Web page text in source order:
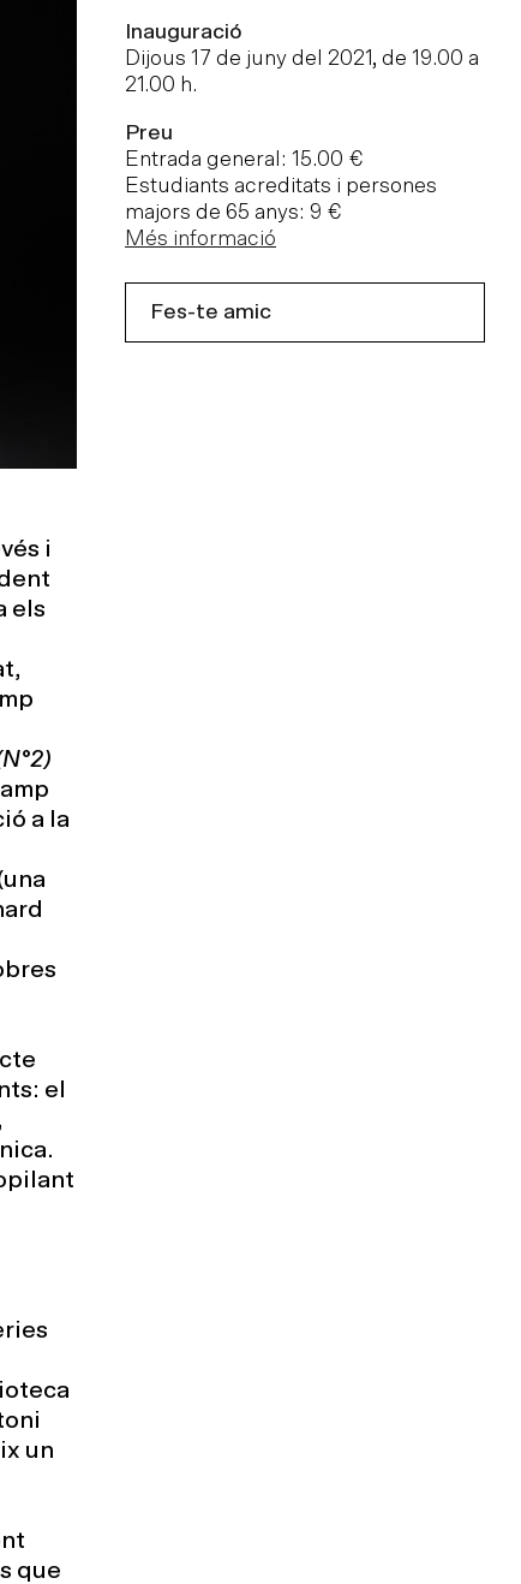
i
els
a la
el
un
que
Inauguració
Dijous 17 de juny del 2021, de 19.00 a
21.00 h.
Preu
Entrada general: 15.00 €
Estudiants acreditats i persones
majors de 65 anys: 9 €
Més informació
Fes-te amic